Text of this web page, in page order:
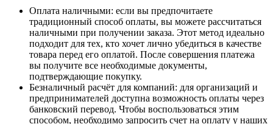
Оплата наличными: если вы предпочитаете
традиционный способ оплаты, вы можете рассчитаться
наличными при получении заказа. Этот метод идеально
подходит для тех, кто хочет лично убедиться в качестве
товара перед его оплатой. После совершения платежа
вы получите все необходимые документы,
подтверждающие покупку.
Безналичный расчёт для компаний: для организаций и
предпринимателей доступна возможность оплаты через
банковский перевод. Чтобы воспользоваться этим
способом, необходимо запросить счет на оплату у наших